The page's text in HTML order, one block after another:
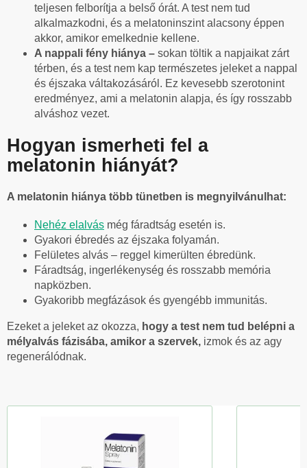
teljesen felborítja a belső órát. A test nem tud
alkalmazkodni, és a melatoninszint alacsony éppen
akkor, amikor emelkednie kellene.
A nappali fény hiánya – sokan töltik a napjaikat zárt
térben, és a test nem kap természetes jeleket a nappal
és éjszaka váltakozásáról. Ez kevesebb szerotonint
eredményez, ami a melatonin alapja, és így rosszabb
alváshoz vezet.
Hogyan ismerheti fel a
melatonin hiányát?
A melatonin hiánya több tünetben is megnyilvánulhat:
Nehéz elalvás még fáradtság esetén is.
Gyakori ébredés az éjszaka folyamán.
Felületes alvás – reggel kimerülten ébredünk.
Fáradtság, ingerlékenység és rosszabb memória
napközben.
Gyakoribb megfázások és gyengébb immunitás.
Ezeket a jeleket az okozza, hogy a test nem tud belépni a
mélyalvás fázisába, amikor a szervek, izmok és az agy
regenerálódnak.